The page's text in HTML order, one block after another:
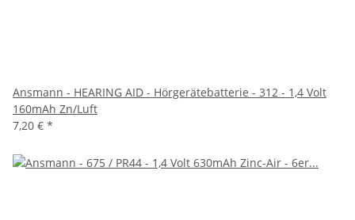
Ansmann - HEARING AID - Hörgerätebatterie - 312 - 1,4 Volt
160mAh Zn/Luft
7,20 € *